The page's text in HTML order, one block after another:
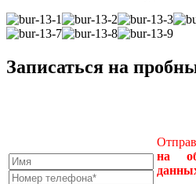
Записаться на
на